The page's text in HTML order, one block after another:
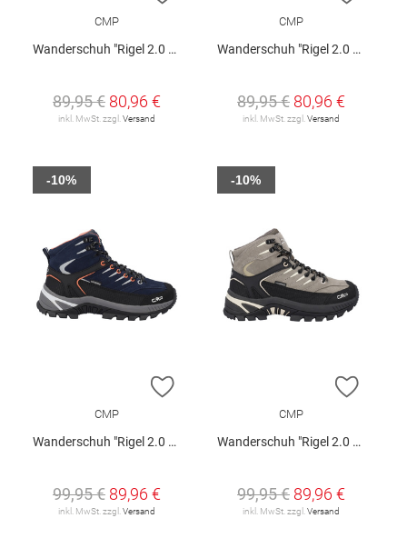
CMP
Wanderschuh "Rigel 2.0 Low W"
89,95 € 80,96 €
inkl. MwSt. zzgl. Versand
CMP
Wanderschuh "Rigel 2.0 Low W"
89,95 € 80,96 €
inkl. MwSt. zzgl. Versand
ZUR WUNSCHLISTE HINZUFÜGEN
CMP
Wanderschuh "Rigel 2.0 Mid W"
99,95 € 89,96 €
inkl. MwSt. zzgl.Versand
-10%
ZUR
CMP
Wanderschuh "Rigel 2.0 Mid W"
99,95 € 89,96 €
inkl. MwSt. zzgl.Versand
-10%